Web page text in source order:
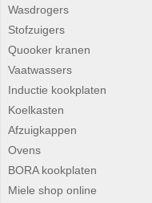
Wasdrogers
Stofzuigers
Quooker kranen
Vaatwassers
Inductie kookplaten
Koelkasten
Afzuigkappen
Ovens
BORA kookplaten
Miele shop online